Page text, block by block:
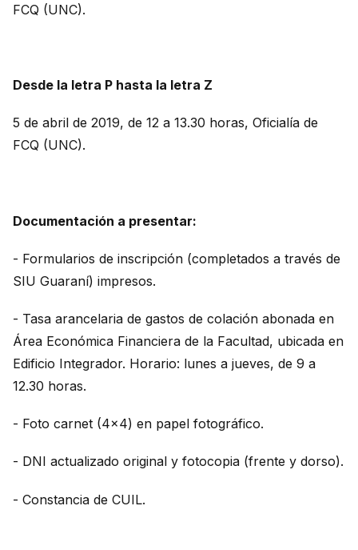
FCQ (UNC).
Desde la letra P hasta la letra Z
5 de abril de 2019, de 12 a 13.30 horas, Oficialía de
FCQ (UNC).
Documentación a presentar:
- Formularios de inscripción (completados a través de
SIU Guaraní) impresos.
- Tasa arancelaria de gastos de colación abonada en
Área Económica Financiera de la Facultad, ubicada en
Edificio Integrador. Horario: lunes a jueves, de 9 a
12.30 horas.
- Foto carnet (4x4) en papel fotográfico.
- DNI actualizado original y fotocopia (frente y dorso).
- Constancia de CUIL.